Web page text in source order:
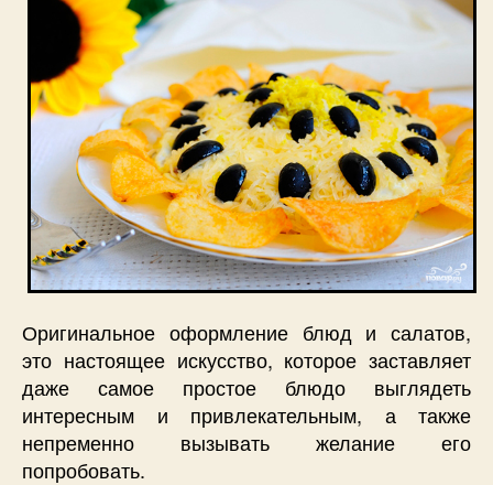
Оригинальное оформление блюд и салатов,
это настоящее искусство, которое заставляет
даже самое простое блюдо выглядеть
интересным и привлекательным, а также
непременно вызывать желание его
попробовать.